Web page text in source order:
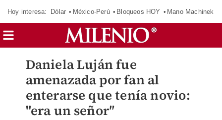
Hoy interesa: Dólar México-Perú Bloqueos HOY Mano Machinek
Daniela Luján fue
amenazada por fan al
enterarse que tenía novio:
"era un señor″